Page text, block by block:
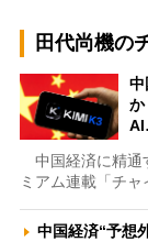
田代尚機の
中
か
中国経済に精通
ミアム連載「チ
中国経済“予想